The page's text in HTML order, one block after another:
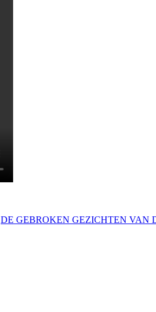
DE GEBROKEN GEZICHTEN VAN